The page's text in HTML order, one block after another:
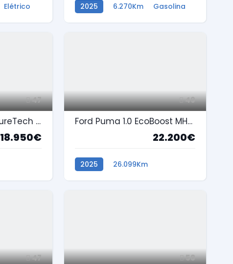
Elétrico 2025 6.270Km Gasolina
47
Peugeot 2008 1.2 PureTech Style
18.950€
49
Ford Puma 1.0 EcoBoost MHEV ST-Line Aut.
22.200€
2025
26.099Km
Gasolina
47 58